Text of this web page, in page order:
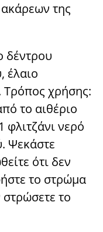
της
δέντρου
έλαιο
Τρόπος χρήσης:
το αιθέριο
φλιτζάνι νερό
Ψεκάστε
ότι δεν
το στρώμα
το